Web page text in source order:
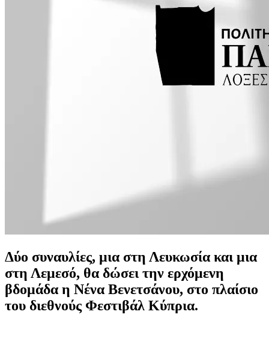
Δύο συναυλίες, μια στη Λευκωσία και μια
στη Λεμεσό, θα δώσει την ερχόμενη
βδομάδα η Νένα Βενετσάνου, στο πλαίσιο
του διεθνούς Φεστιβάλ Κύπρια.